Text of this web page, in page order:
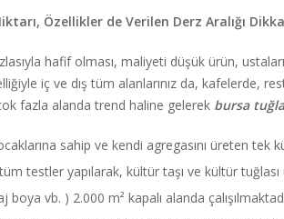
Özellikler de Verilen Derz Aralığı
hafif olması, maliyeti düşük ürün,
iç ve dış tüm alanlarınız da,
fazla alanda trend haline gelerek bursa
sahip ve kendi agregasını üreten tek
testler yapılarak, kültür taşı ve kültür
vb. ) 2.000 m² kapalı alanda